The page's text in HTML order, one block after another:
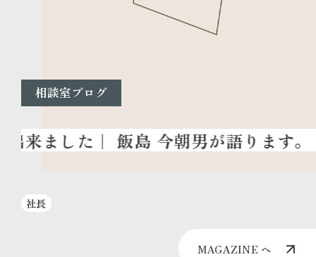
相談室ブログ
社長
MAGAZINE へ